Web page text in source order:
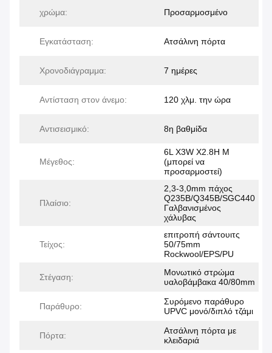
χρώμα: Προσαρμοσμένο
Εγκατάσταση: Ατσάλινη πόρτα
Χρονοδιάγραμμα: 7 ημέρες
Αντίσταση στον άνεμο: 120 χλμ. την ώρα
Αντισεισμικό: 8η βαθμίδα
Μέγεθος:
6L X3W X2.8H M
(μπορεί να
προσαρμοστεί)
Πλαίσιο:
2,3-3,0mm πάχος
Q235B/Q345B/SGC440
Γαλβανισμένος
χάλυβας
Τείχος:
επιτροπή σάντουιτς
50/75mm
Rockwool/EPS/PU
Στέγαση:
Μονωτικό στρώμα
υαλοβάμβακα 40/80mm
Παράθυρο:
Συρόμενο παράθυρο
UPVC μονό/διπλό τζάμι
Πόρτα:
Ατσάλινη πόρτα με
κλειδαριά